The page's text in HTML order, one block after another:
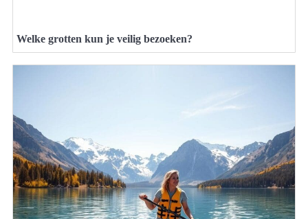
Welke grotten kun je veilig bezoeken?